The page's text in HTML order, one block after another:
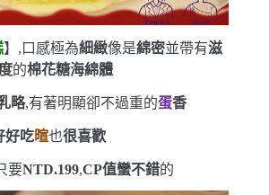
】,口感極為細緻像是綿密並帶有滋
的棉花糖海綿體
略,有著明顯卻不過重的蛋香
好吃暄也很喜歡
要NTD.199,CP值蠻不錯的